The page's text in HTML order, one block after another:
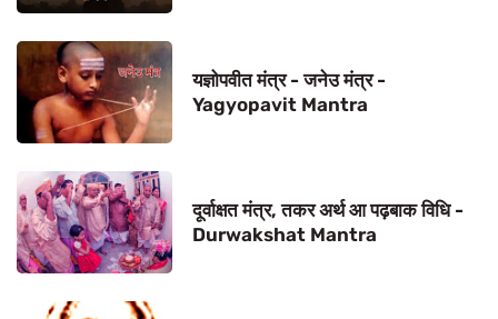
यज्ञोपवीत मंत्र - जनेउ मंत्र -
Yagyopavit Mantra
दूर्वाक्षत मंत्र, तकर अर्थ आ पढ़बाक विधि -
Durwakshat Mantra